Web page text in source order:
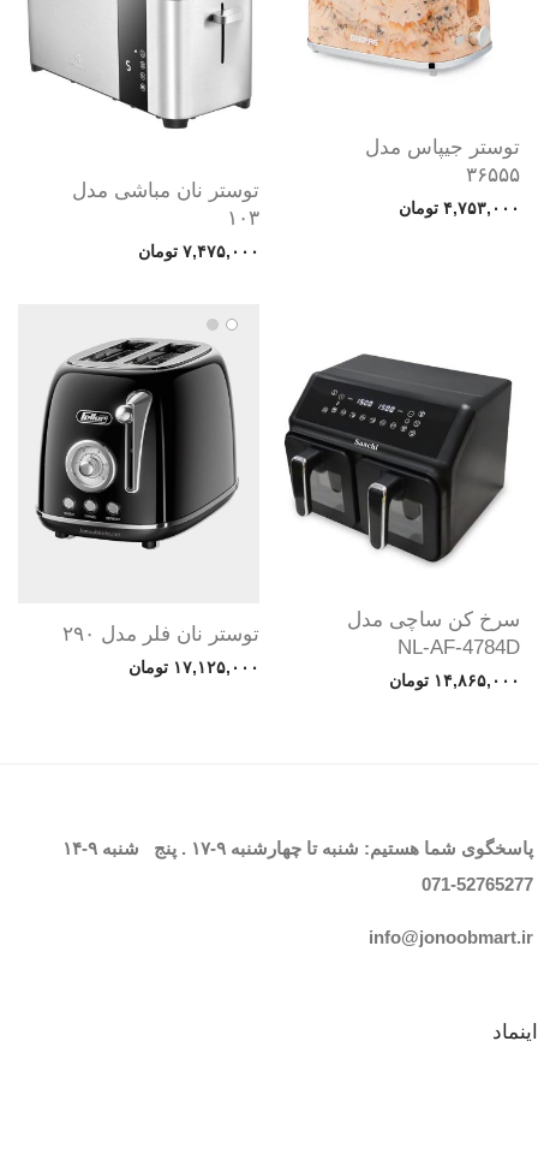
توستر جیپاس مدل
۳۶۵۵۵
۴,۷۵۳,۰۰۰ تومان
توستر نان مباشی مدل
۱۰۳
۷,۴۷۵,۰۰۰ تومان
سرخ کن ساچی مدل
NL-AF-4784D
۱۴,۸۶۵,۰۰۰ تومان
توستر نان فلر مدل ۲۹۰
۱۷,۱۲۵,۰۰۰ تومان
پاسخگوی شما هستیم: شنبه تا چهارشنبه ۹-۱۷ . پنج شنبه ۹-۱۴
071-52765277
info@jonoobmart.ir
اینماد